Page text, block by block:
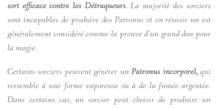
sort efficace contre les Détraqueurs. La majorité des sorciers
sont incapables de produire des Patronus et en réussir un est
généralement considéré comme la preuve d’un grand don pour
la magie.
Certains sorciers peuvent générer unPatronus incorporel,qui
ressemble à une forme vaporeuse ou à de la fumée argentée.
Dans certains cas, un sorcier peut choisir de produire un